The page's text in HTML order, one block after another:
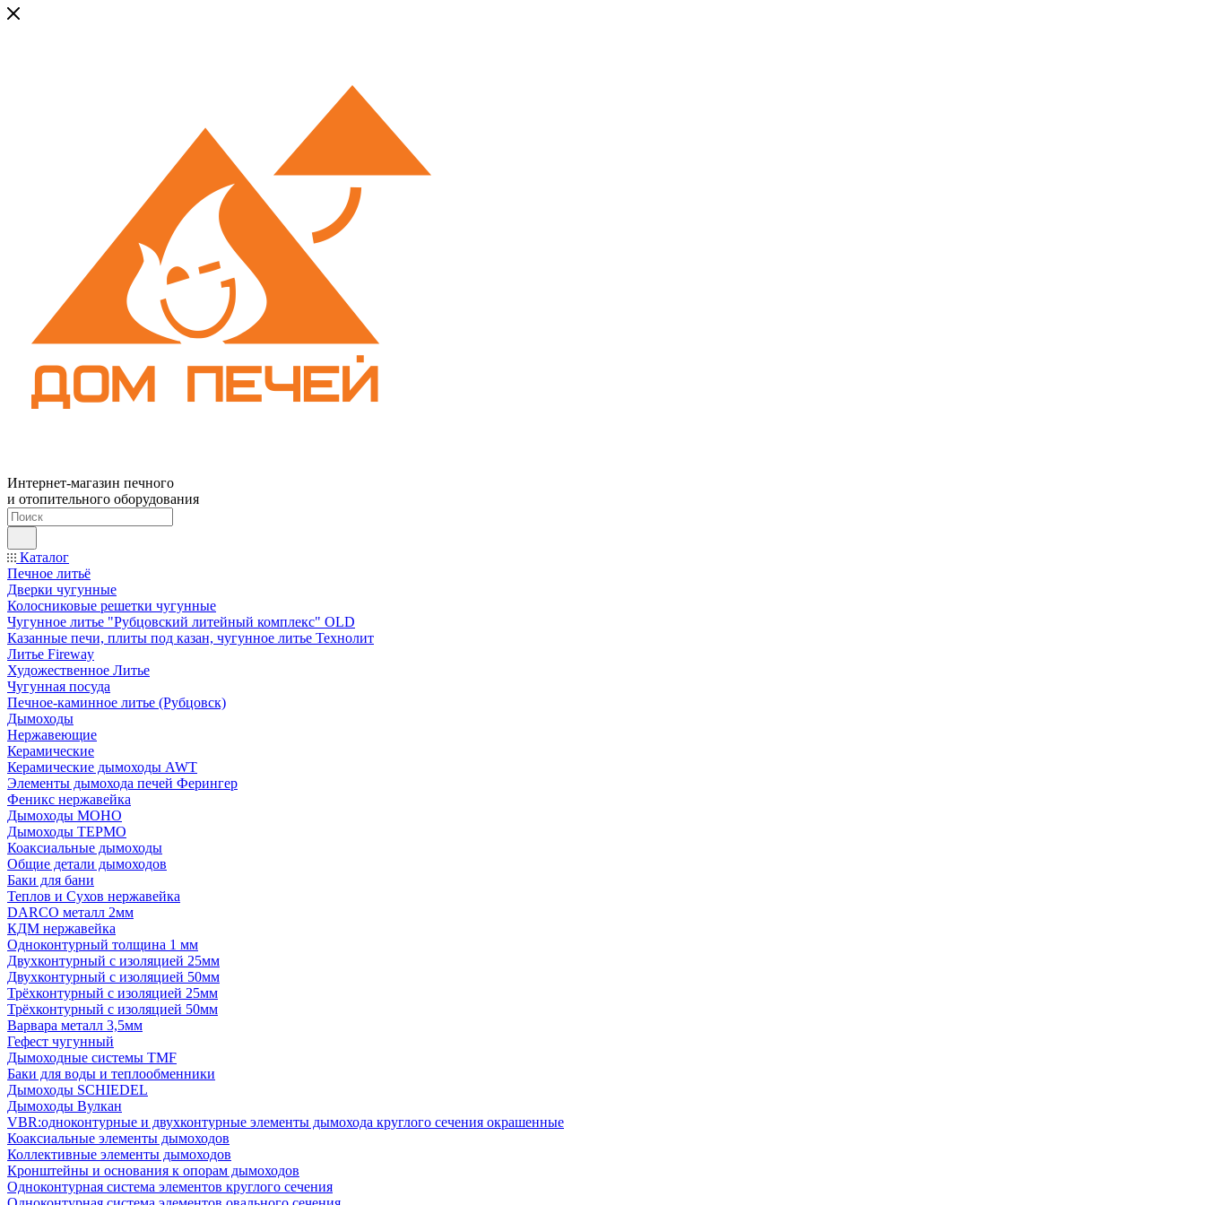
Интернет-магазин печного
и отопительного оборудования
Каталог
Печное литьё
Дверки чугунные
Колосниковые решетки чугунные
Чугунное литье "Рубцовский литейный комплекс" OLD
Казанные печи, плиты под казан, чугунное литье Технолит
Литье Fireway
Художественное Литье
Чугунная посуда
Печное-каминное литье (Рубцовск)
Дымоходы
Нержавеющие
Керамические
Керамические дымоходы AWT
Элементы дымохода печей Ферингер
Феникс нержавейка
Дымоходы МОНО
Дымоходы ТЕРМО
Коаксиальные дымоходы
Общие детали дымоходов
Баки для бани
Теплов и Сухов нержавейка
DARCO металл 2мм
КДМ нержавейка
Одноконтурный толщина 1 мм
Двухконтурный с изоляцией 25мм
Двухконтурный с изоляцией 50мм
Трёхконтурный с изоляцией 25мм
Трёхконтурный с изоляцией 50мм
Варвара металл 3,5мм
Гефест чугунный
Дымоходные системы TMF
Баки для воды и теплообменники
Дымоходы SCHIEDEL
Дымоходы Вулкан
VBR:одноконтурные и двухконтурные элементы дымохода круглого сечения окрашенные
Коаксиальные элементы дымоходов
Коллективные элементы дымоходов
Кронштейны и основания к опорам дымоходов
Одноконтурная система элементов круглого сечения